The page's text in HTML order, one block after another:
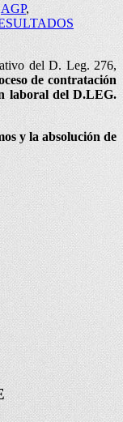
AGP,
del D. Leg. 276,
de contratación
laboral del D.LEG.
y la absolución de